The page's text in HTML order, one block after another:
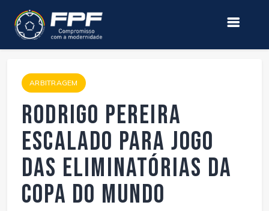
ARBITRAGEM
Rodrigo Pereira
escalado para jogo
das Eliminatórias da
Copa do Mundo